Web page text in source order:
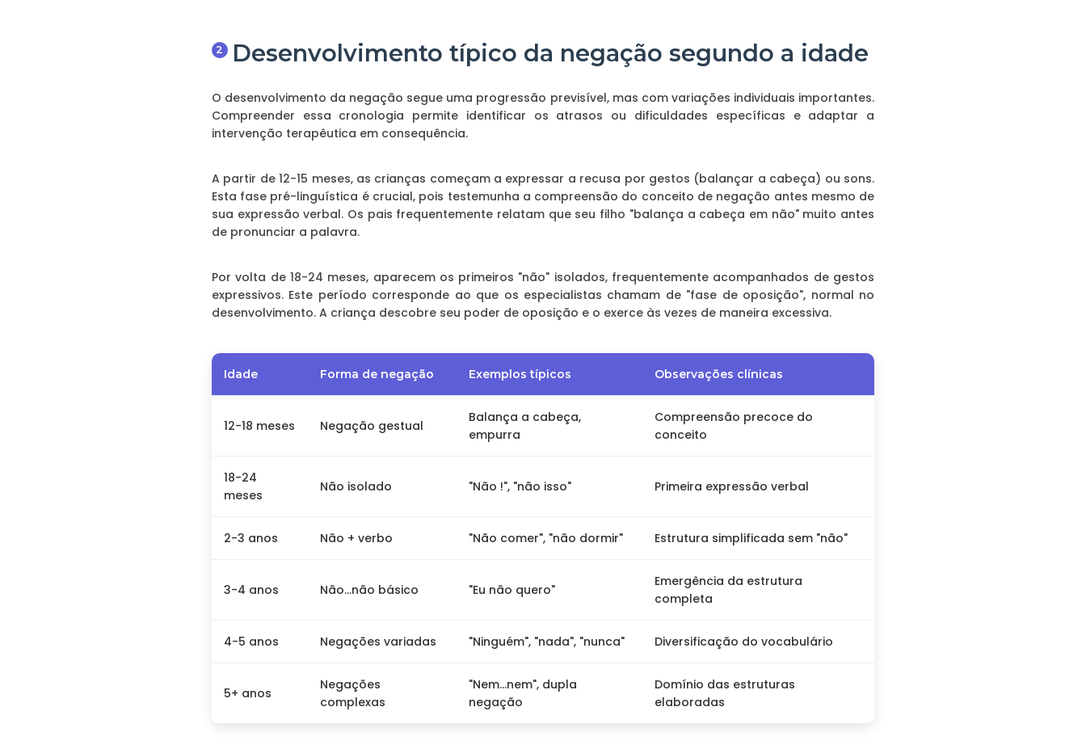
Desenvolvimento típico da negação segundo a idade
O desenvolvimento da negação segue uma progressão previsível, mas com variações individuais importantes.
Compreender essa cronologia permite identificar os atrasos ou dificuldades específicas e adaptar a
intervenção terapêutica em consequência.
A partir de 12-15 meses, as crianças começam a expressar a recusa por gestos (balançar a cabeça) ou sons.
Esta fase pré-linguística é crucial, pois testemunha a compreensão do conceito de negação antes mesmo de
sua expressão verbal. Os pais frequentemente relatam que seu filho "balança a cabeça em não" muito antes
de pronunciar a palavra.
Por volta de 18-24 meses, aparecem os primeiros "não" isolados, frequentemente acompanhados de gestos
expressivos. Este período corresponde ao que os especialistas chamam de "fase de oposição", normal no
desenvolvimento. A criança descobre seu poder de oposição e o exerce às vezes de maneira excessiva.
Idade Forma de negação Exemplos típicos Observações clínicas
12-18 meses Negação gestual
Balança a cabeça,
empurra
Compreensão precoce do
conceito
18-24
meses
Não isolado "Não !", "não isso" Primeira expressão verbal
2-3 anos Não + verbo "Não comer", "não dormir" Estrutura simplificada sem "não"
3-4 anos Não...não básico "Eu não quero"
Emergência da estrutura
completa
4-5 anos Negações variadas "Ninguém", "nada", "nunca" Diversificação do vocabulário
5+ anos
Negações
complexas
"Nem...nem", dupla
negação
Domínio das estruturas
elaboradas